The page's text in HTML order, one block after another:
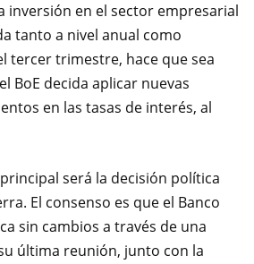
inversión en el sector empresarial
tanto a nivel anual como
tercer trimestre, hace que sea
BoE decida aplicar nuevas
en las tasas de interés, al
será la decisión política
El consenso es que el Banco
sin cambios a través de una
última reunión, junto con la